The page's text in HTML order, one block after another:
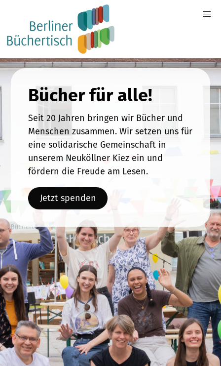
Bücher für alle!
Seit 20 Jahren bringen wir Bücher und
Menschen zusammen. Wir setzen uns für
eine solidarische Gemeinschaft in
unserem Neuköllner Kiez ein und
fördern die Freude am Lesen.
Jetzt spenden